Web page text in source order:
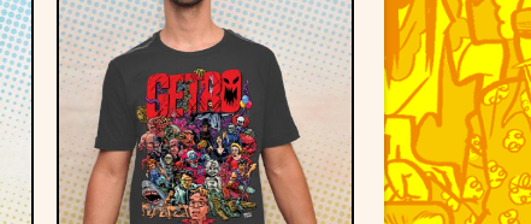
Adicionar
à lista de
desejos